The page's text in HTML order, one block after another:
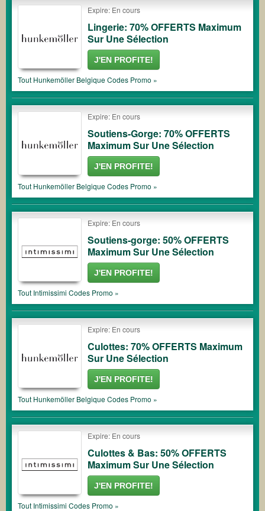
Expire: En cours
Lingerie: 70% OFFERTS Maximum
Sur Une Sélection
J'EN PROFITE!
Tout Hunkemöller BelgiqueCodes Promo »
Expire: En cours
Soutiens-Gorge: 70% OFFERTS
Maximum Sur Une Sélection
J'EN PROFITE!
Tout Hunkemöller BelgiqueCodes Promo »
Expire: En cours
Soutiens-gorge: 50% OFFERTS
Maximum Sur Une Sélection
J'EN PROFITE!
Tout Intimissimi Codes Promo »
Expire: En cours
Culottes: 70% OFFERTS Maximum
Sur Une Sélection
J'EN PROFITE!
Tout Hunkemöller BelgiqueCodes Promo »
Expire: En cours
Culottes & Bas: 50% OFFERTS
Maximum Sur Une Sélection
J'EN PROFITE!
Tout Intimissimi Codes Promo »